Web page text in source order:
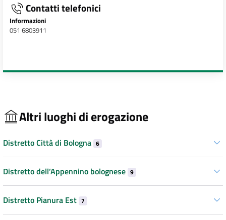
Contatti telefonici
Informazioni
051 6803911
Altri luoghi di erogazione
Distretto Città di Bologna 6
Distretto dell’Appennino bolognese 9
Distretto Pianura Est 7